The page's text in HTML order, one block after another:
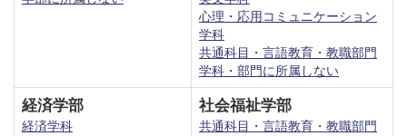
心理・応用コミュニケーション
学科
共通科目・言語教育・教職部門
学科・部門に所属しない
経済学部
経済学科
社会福祉学部
共通科目・言語教育・教職部門